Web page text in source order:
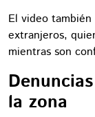
El video
extranjeros,
mientras son
la zona